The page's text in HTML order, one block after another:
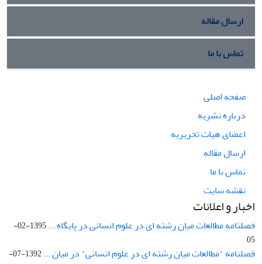
ارسال مقاله
تماس با ما
صفحه اصلی
درباره نشریه
اعضای هیات تحریریه
ارسال مقاله
تماس با ما
نقشه سایت
اخبار و اعلانات
فصلنامه مطالعات میان رشته ای در علوم انسانی در پایگاه ...
1395-02-
05
فصلنامه "مطالعات میان رشته ای در علوم انسانی" در میان ...
1392-07-